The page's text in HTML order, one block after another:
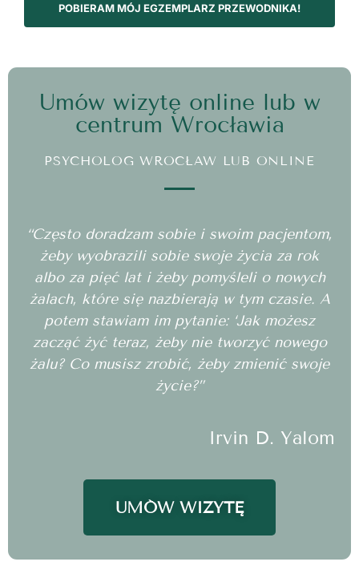
POBIERAM MÓJ EGZEMPLARZ PRZEWODNIKA!
Umów wizytę online lub w
centrum Wrocławia
PSYCHOLOG WROCŁAW LUB ONLINE
“Często doradzam sobie i swoim pacjentom,
żeby wyobrazili sobie swoje życia za rok
albo za pięć lat i żeby pomyśleli o nowych
żalach, które się nazbierają w tym czasie. A
potem stawiam im pytanie: ‘Jak możesz
zacząć żyć teraz, żeby nie tworzyć nowego
żalu? Co musisz zrobić, żeby zmienić swoje
życie?”
Irvin D. Yalom
UMÓW WIZYTĘ